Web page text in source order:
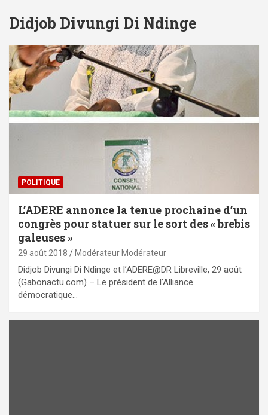
Didjob Divungi Di Ndinge
POLITIQUE
L’ADERE annonce la tenue prochaine d’un
congrès pour statuer sur le sort des « brebis
galeuses »
29 août 2018 Modérateur Modérateur
Didjob Divungi Di Ndinge et l’ADERE@DR Libreville, 29 août
(Gabonactu.com) – Le président de l’Alliance
démocratique…